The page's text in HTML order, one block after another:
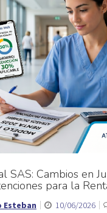
SAS: Cambios en
para la
Esteban 10/06/2026